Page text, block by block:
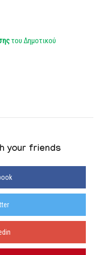
του Δημοτικού
your friends